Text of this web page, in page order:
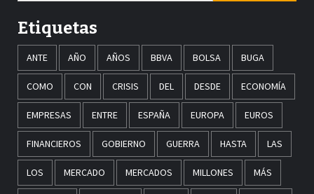
Etiquetas
ANTE AÑO AÑOS BBVA BOLSA BUGA
COMO CON CRISIS DEL DESDE ECONOMÍA
EMPRESAS ENTRE ESPAÑA EUROPA EUROS
FINANCIEROS GOBIERNO GUERRA HASTA LAS
LOS MERCADO MERCADOS MILLONES MÁS